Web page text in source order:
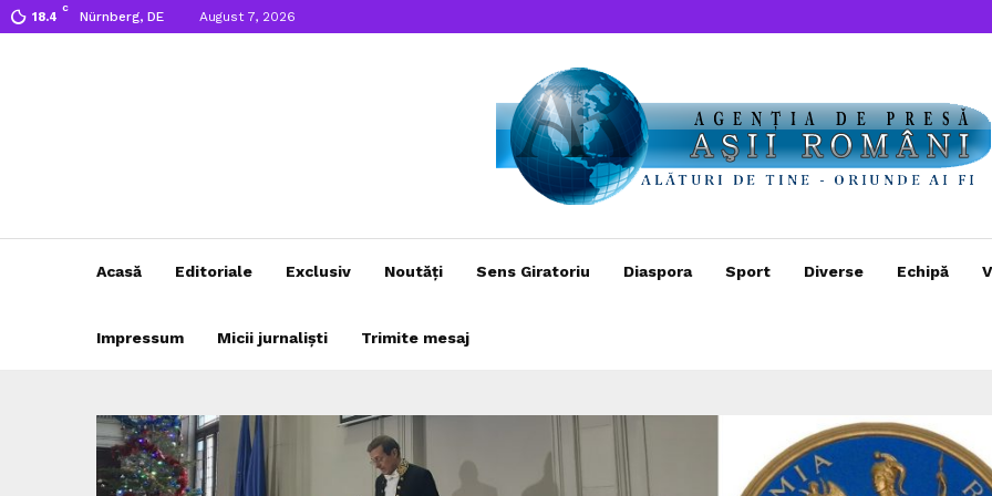
18.4
C
Nürnberg, DE August 7, 2026
Acasă Editoriale Exclusiv Noutăți Sens Giratoriu Diaspora Sport Diverse Echipă
Impressum Micii jurnaliști Trimite mesaj